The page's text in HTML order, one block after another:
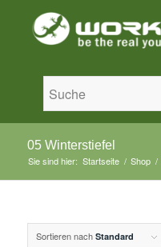
05 Winterstiefel
Sie sind hier: Startseite / Shop /
Sortieren nach Standard